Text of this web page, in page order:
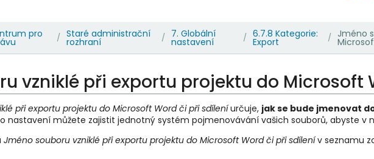
pro / Staré administrační
rozhraní / 7. Globální
nastavení / 6.7.8 Kategorie:
Export / Jméno
vzniklé při exportu projektu do Microsoft
při exportu projektu do Microsoft Word či při sdílení určuje, jak se bude jmenovat
nastavení můžete zajistit jednotný systém pojmenovávání vašich souborů, abyste v
Jméno souboru vzniklé při exportu projektu do Microsoft Word či při sdílení v seznamu